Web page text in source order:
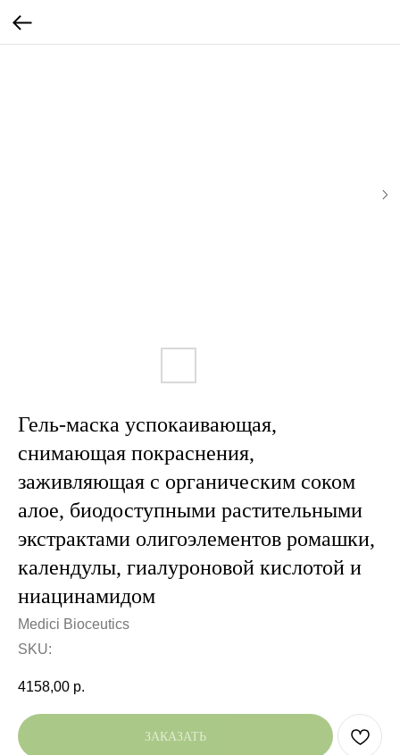
Гель-маска успокаивающая,
снимающая покраснения,
заживляющая с органическим соком
алое, биодоступными растительными
экстрактами олигоэлементов ромашки,
календулы, гиалуроновой кислотой и
ниацинамидом
Medici Bioceutics
SKU:
4158,00 р.
ЗАКАЗАТЬ